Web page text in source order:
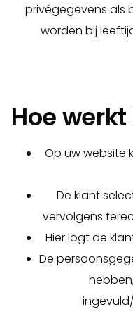
privégegevens als
worden bij
Hoe
Op uw website
De klant
vervolgens
Hier logt de
De